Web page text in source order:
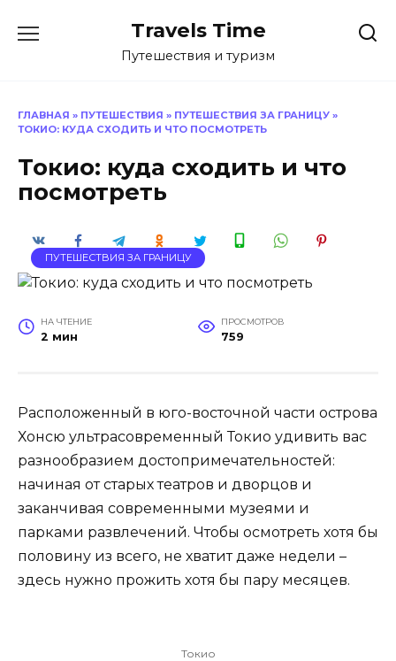
Travels Time
Путешествия и туризм
ГЛАВНАЯ » ПУТЕШЕСТВИЯ » ПУТЕШЕСТВИЯ ЗА ГРАНИЦУ »
ТОКИО: КУДА СХОДИТЬ И ЧТО ПОСМОТРЕТЬ
Токио: куда сходить и что
посмотреть
ПУТЕШЕСТВИЯ ЗА ГРАНИЦУ
НА ЧТЕНИЕ
2 мин
ПРОСМОТРОВ
759
Расположенный в юго-восточной части острова
Хонсю ультрасовременный Токио удивить вас
разнообразием достопримечательностей:
начиная от старых театров и дворцов и
заканчивая современными музеями и
парками развлечений. Чтобы осмотреть хотя бы
половину из всего, не хватит даже недели –
здесь нужно прожить хотя бы пару месяцев.
Токио